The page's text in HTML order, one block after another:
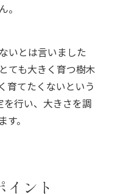
。
いとは言いました
ても大きく育つ樹木
育てたくないという
行い、大きさを調
。
ント